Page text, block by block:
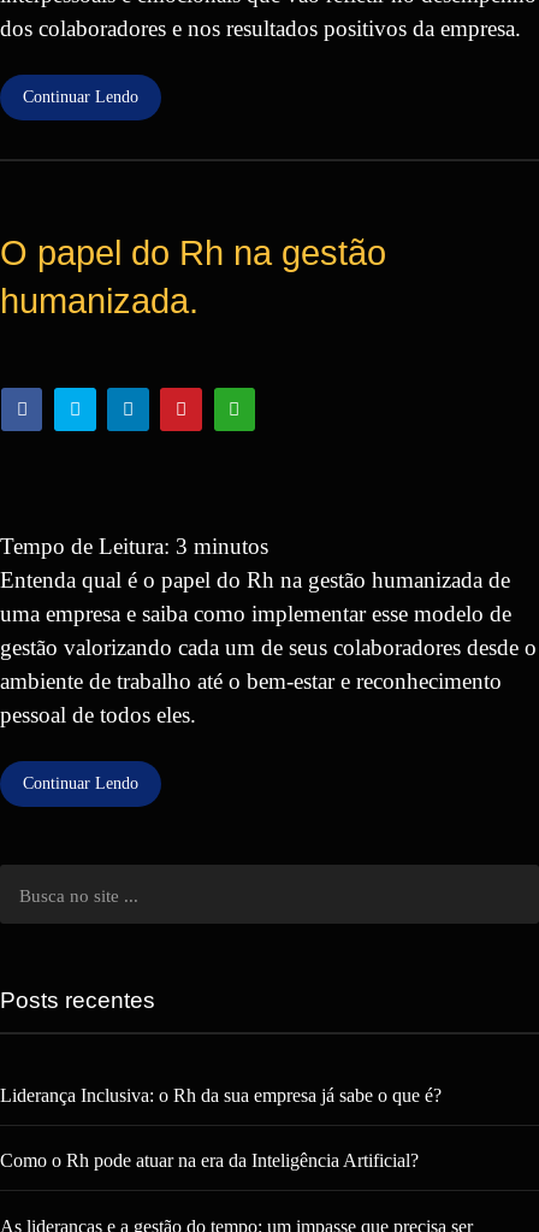
dos colaboradores e nos resultados positivos da empresa.
Continuar Lendo
O papel do Rh na gestão
humanizada.
Tempo de Leitura: 3 minutos
Entenda qual é o papel do Rh na gestão humanizada de
uma empresa e saiba como implementar esse modelo de
gestão valorizando cada um de seus colaboradores desde o
ambiente de trabalho até o bem-estar e reconhecimento
pessoal de todos eles.
Continuar Lendo
Posts recentes
Liderança Inclusiva: o Rh da sua empresa já sabe o que é?
Como o Rh pode atuar na era da Inteligência Artificial?
As lideranças e a gestão do tempo: um impasse que precisa ser